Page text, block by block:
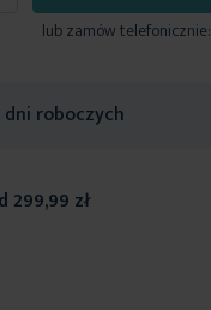
lub zamów telefonicznie:
dni roboczych
299,99 zł